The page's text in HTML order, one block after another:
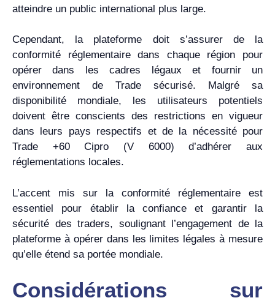
atteindre un public international plus large.
Cependant, la plateforme doit s’assurer de la
conformité réglementaire dans chaque région pour
opérer dans les cadres légaux et fournir un
environnement de Trade sécurisé. Malgré sa
disponibilité mondiale, les utilisateurs potentiels
doivent être conscients des restrictions en vigueur
dans leurs pays respectifs et de la nécessité pour
Trade +60 Cipro (V 6000) d’adhérer aux
réglementations locales.
L’accent mis sur la conformité réglementaire est
essentiel pour établir la confiance et garantir la
sécurité des traders, soulignant l’engagement de la
plateforme à opérer dans les limites légales à mesure
qu’elle étend sa portée mondiale.
Considérations sur